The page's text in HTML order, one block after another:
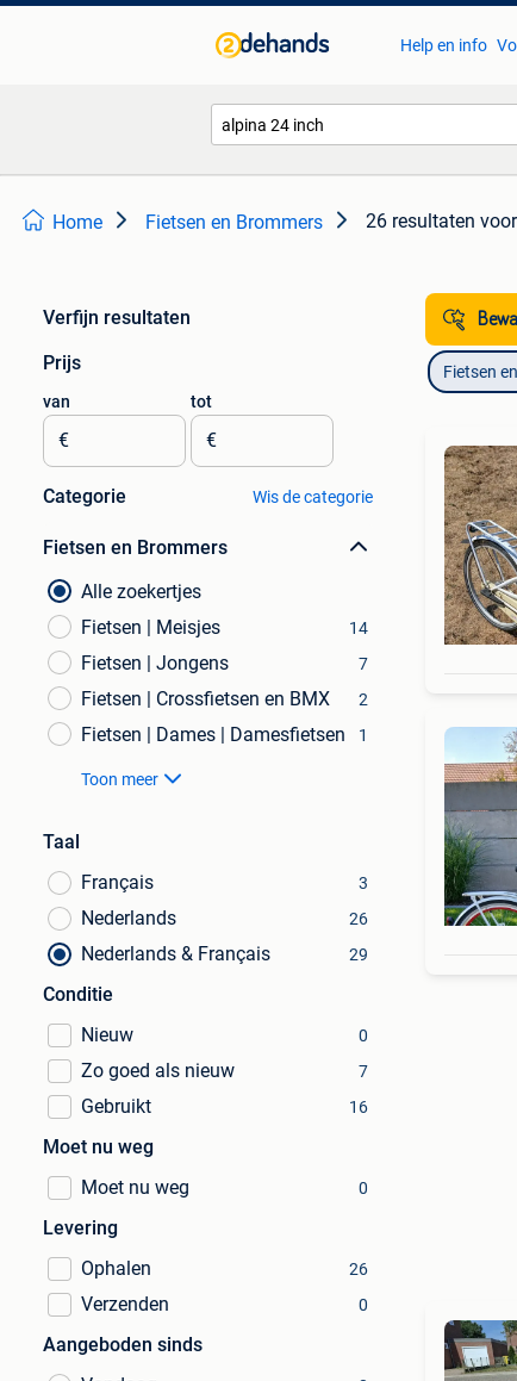
Help en info
Home Fietsen en Brommers 26 resultaten
Verfijn resultaten
Prijs
van
€
tot
€
Categorie Wis de categorie
Fietsen en Brommers
Alle zoekertjes
Fietsen | Meisjes
14
Fietsen | Jongens 7
Fietsen | Crossfietsen en BMX 2
Fietsen | Dames | Damesfietsen 1
Toon meer
Taal
Français
3
Nederlands 26
Nederlands & Français 29
Conditie
Nieuw
0
Zo goed als nieuw 7
Gebruikt 16
Moet nu weg
Moet nu weg
0
Levering
Ophalen
26
Verzenden 0
Aangeboden sinds
Fietsen